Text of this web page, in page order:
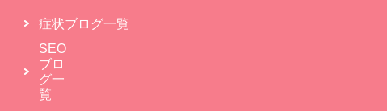
症状ブログ一覧
SEO
ブロ
グ一
覧